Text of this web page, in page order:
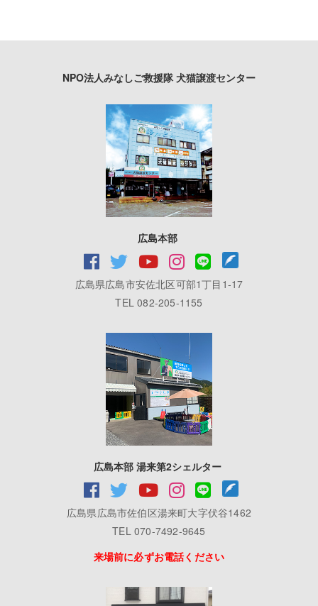
NPO法人みなしご救援隊 犬猫譲渡センター
広島本部
広島県広島市安佐北区可部1丁目1-17
TEL 082-205-1155
広島本部 湯来第2シェルター
広島県広島市佐伯区湯来町大字伏谷1462
TEL 070-7492-9645
来場前に必ずお電話ください